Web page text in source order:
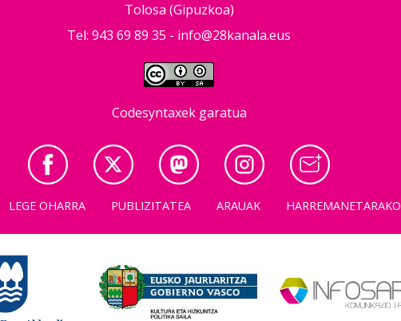
Tolosa (Gipuzkoa)
Tel: 943 69 89 35 - info@28kanala.eus
Codesyntaxek garatua
LEGE OHARRA PUBLIZITATEA ARAUAK HARREMANETARAKO